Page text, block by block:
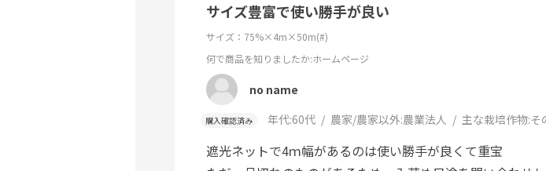
サイズ豊富で使い勝手が良い
サイズ：75%×4m×50m(#)
何で商品を知りましたか:ホームページ
no name
購入確認済み 年代:60代 農家/農家以外:農業法人 主な栽培作物:そ
遮光ネットで4ｍ幅があるのは使い勝手が良くて重宝